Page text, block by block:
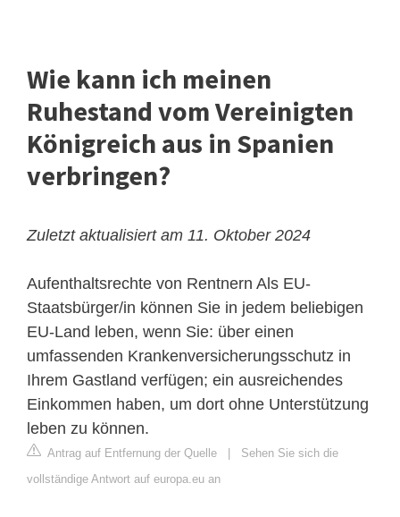
Wie kann ich meinen
Ruhestand vom Vereinigten
Königreich aus in Spanien
verbringen?
Zuletzt aktualisiert am 11. Oktober 2024
Aufenthaltsrechte von Rentnern Als EU-
Staatsbürger/in können Sie in jedem beliebigen
EU-Land leben, wenn Sie: über einen
umfassenden Krankenversicherungsschutz in
Ihrem Gastland verfügen; ein ausreichendes
Einkommen haben, um dort ohne Unterstützung
leben zu können.
Antrag auf Entfernung der Quelle
Sehen Sie sich die
vollständige Antwort auf europa.eu an